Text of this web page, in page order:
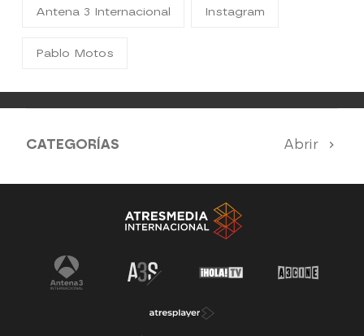
Antena 3 Internacional Instagram
Pablo Motos
CATEGORÍAS Abrir
Antena 3 Noticias El Hormiguero
Tu cara me suena Pasapalabra